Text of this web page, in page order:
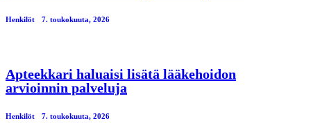
Henkilöt 7. toukokuuta, 2026
Apteekkari haluaisi lisätä lääkehoidon
arvioinnin palveluja
Henkilöt 7. toukokuuta, 2026